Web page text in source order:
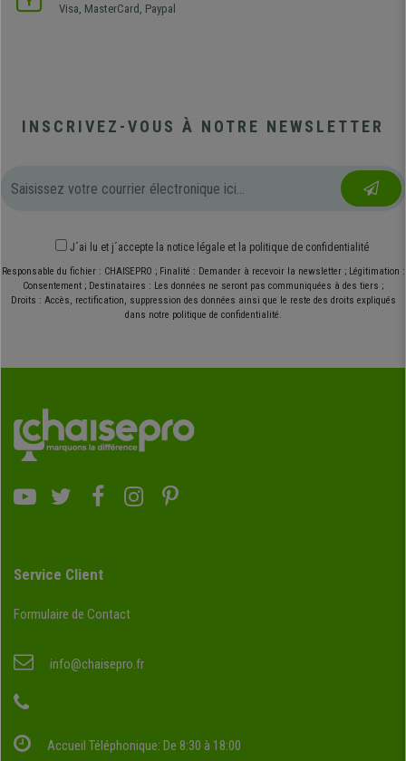
Visa, MasterCard, Paypal
INSCRIVEZ-VOUS À NOTRE NEWSLETTER
J´ai lu et j´accepte la notice légale et la politique de confidentialité
Responsable du fichier : CHAISEPRO ; Finalité : Demander à recevoir la newsletter ; Légitimation :
Consentement ; Destinataires : Les données ne seront pas communiquées à des tiers ;
Droits : Accès, rectification, suppression des données ainsi que le reste des droits expliqués
dans notre politique de confidentialité.
Service Client
Formulaire de Contact
info@chaisepro.fr
Accueil Téléphonique: De 8:30 à 18:00